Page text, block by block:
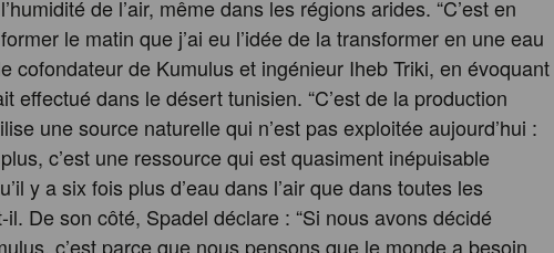
de l’air, même dans les régions arides. “C’est en
le matin que j’ai eu l’idée de la transformer en une eau
cofondateur de Kumulus et ingénieur Iheb Triki, en évoquant
effectué dans le désert tunisien. “C’est de la production
une source naturelle qui n’est pas exploitée aujourd’hui :
plus, c’est une ressource qui est quasiment inépuisable
y a six fois plus d’eau dans l’air que dans toutes les
il. De son côté, Spadel déclare : “Si nous avons décidé
c’est parce que nous pensons que le monde a besoin